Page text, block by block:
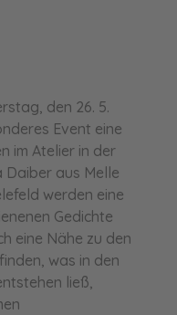
den 26. 5.
Event eine
im Atelier in der
Daiber aus Melle
werden eine
Gedichte
eine Nähe zu den
was in den
ließ,